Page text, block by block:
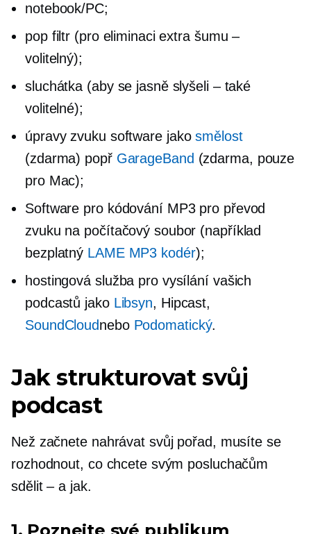
notebook/PC;
pop filtr (pro eliminaci extra šumu –
volitelný);
sluchátka (aby se jasně slyšeli – také
volitelné);
úpravy zvuku software jakosmělost
(zdarma) popř GarageBand (zdarma, pouze
pro Mac);
Software pro kódování MP3 pro převod
zvuku na počítačový soubor (například
bezplatný LAME MP3 kodér);
hostingová služba pro vysílání vašich
podcastů jako Libsyn, Hipcast,
SoundCloudnebo Podomatický.
Jak strukturovat svůj
podcast
Než začnete nahrávat svůj pořad, musíte se
rozhodnout, co chcete svým posluchačům
sdělit – a jak.